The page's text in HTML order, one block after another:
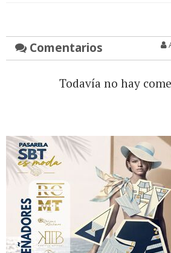
Comentarios
Todavía no hay